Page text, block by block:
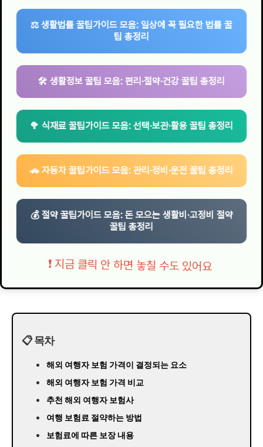
⚖️ 생활법률 꿀팁가이드 모음: 일상에 꼭 필요한 법률 꿀
팁 총정리
🛠 생활정보 꿀팁 모음: 편리·절약·건강 꿀팁 총정리
🥦 식재료 꿀팁가이드 모음: 선택·보관·활용 꿀팁 총정리
🚗 자동차 꿀팁가이드 모음: 관리·정비·운전 꿀팁 총정리
💰 절약 꿀팁가이드 모음: 돈 모으는 생활비·고정비 절약
꿀팁 총정리
❗ 지금 클릭 안 하면 놓칠 수도 있어요
📋 목차
해외 여행자 보험 가격이 결정되는 요소
해외 여행자 보험 가격 비교
추천 해외 여행자 보험사
여행 보험료 절약하는 방법
보험료에 따른 보장 내용